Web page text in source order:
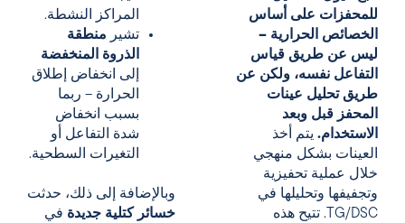
للمحفزات على أساس
الخصائص الحرارية –
ليس عن طريق قياس
التفاعل نفسه، ولكن عن
طريق تحليل عينات
المحفز قبل وبعد
الاستخدام. يتم أخذ
العينات بشكل منهجي
خلال عملية تحفيزية
وتجفيفها وتحليلها في
TG/DSC. تتيح هذه
المراكز النشطة.
تشير منطقة
الذروة المنخفضة
إلى انخفاض إطلاق
الحرارة – ربما
بسبب انخفاض
شدة التفاعل أو
التغيرات السطحية.
وبالإضافة إلى ذلك، حدثت
خسائر كتلية جديدة في